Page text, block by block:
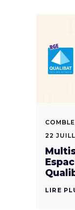
22
LIRE